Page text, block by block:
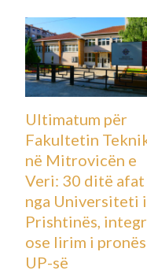
Ultimatum për
Fakultetin
në Mitrovicën e
Veri: 30 ditë afat
nga Universiteti i
Prishtinës,
ose lirim i
UP-së